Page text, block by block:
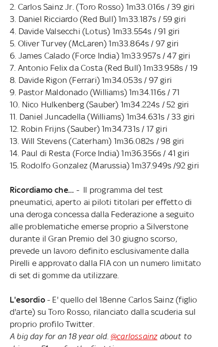
2. Carlos Sainz Jr. (Toro Rosso) 1m33.016s / 39 giri
3. Daniel Ricciardo (Red Bull) 1m33.187s / 59 giri
4. Davide Valsecchi (Lotus) 1m33.554s / 91 giri
5. Oliver Turvey (McLaren) 1m33.864s / 97 giri
6. James Calado (Force India) 1m33.957s / 47 giri
7. Antonio Felix da Costa (Red Bull) 1m33.958s / 19
8. Davide Rigon (Ferrari) 1m34.053s / 97 giri
9. Pastor Maldonado (Williams) 1m34.116s / 71
10. Nico Hulkenberg (Sauber) 1m34.224s / 52 giri
11. Daniel Juncadella (Williams) 1m34.631s / 33 giri
12. Robin Frijns (Sauber) 1m34.731s / 17 giri
13. Will Stevens (Caterham) 1m36.082s / 98 giri
14. Paul di Resta (Force India) 1m36.356s / 41 giri
15. Rodolfo Gonzalez (Marussia) 1m37.949s /92 giri
Ricordiamo che... - Il programma del test
pneumatici, aperto ai piloti titolari per effetto di
una deroga concessa dalla Federazione a seguito
alle problematiche emerse proprio a Silverstone
durante il Gran Premio del 30 giugno scorso,
prevede un lavoro definito esclusivamente dalla
Pirelli e approvato dalla FIA con un numero limitato
di set di gomme da utilizzare.
L'esordio- E' quello del 18enne Carlos Sainz (figlio
d'arte) su Toro Rosso, rilanciato dalla scuderia sul
proprio profilo Twitter.
A big day for an 18 year old. @carlossainzabout to